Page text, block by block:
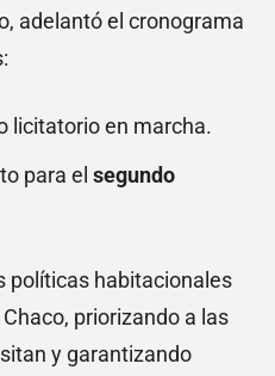
adelantó el cronograma
licitatorio en marcha.
para el segundo
políticas habitacionales
priorizando a las
y garantizando